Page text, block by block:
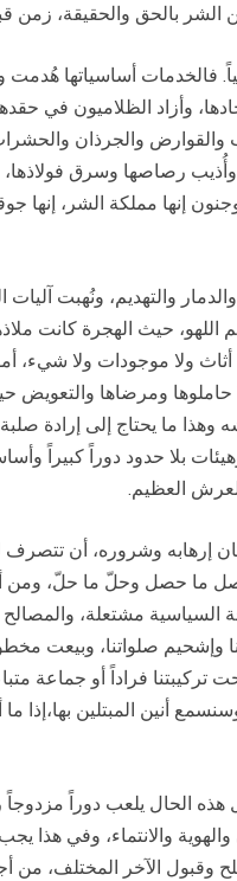
الشر بالحق والحقيقة، زمن
فالخدمات أساسياتها
وأزاد الظلاميون في
والجرذان والحشرات
رصاصها وسرق فولاذها،
إنها مملكة الشر،
والتهديم، ونُهبت آليات
حيث الهجرة كانت
فلا أثاث ولا موجودات ولا
ومرضاها والتعويض
وهذا ما يحتاج إلى إرادة
بلا حدود دوراً كبيراً
العرش العظيم.
وشروره، أن تتصرف
حصل ما حصل وحلّ ما حلّ، ومن
السياسية مشتعلة، والمصالح
وإشحيم صلواتنا، وبيعت
تركيبتنا فراداً أو جماعة
أنين المبتلين بها،إذا
الحال يلعب دوراً مزدوجاً
والانتماء، وفي هذا
وقبول الآخر المختلف، من